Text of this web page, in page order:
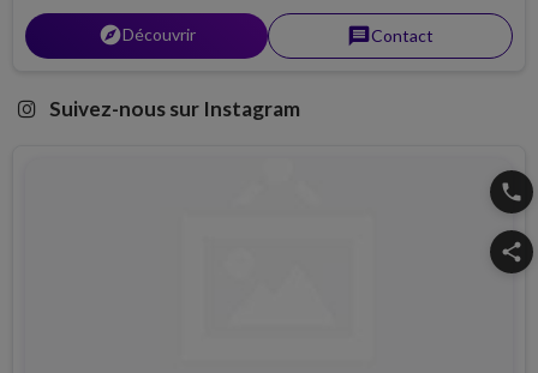
explorerDécouvrir messageContact
Suivez-nous sur Instagram
phone
share